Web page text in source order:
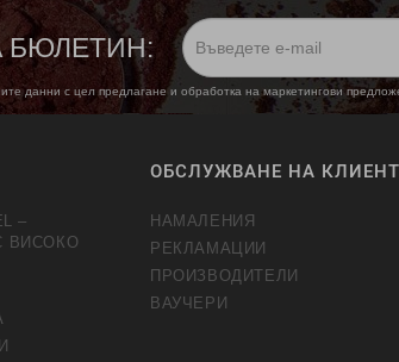
БЮЛЕТИН:
данни с цел предлагане и обработка на маркетингови
–
ВИСОКО
ОБСЛУЖВАНЕ НА
НАМАЛЕНИЯ
РЕКЛАМАЦИИ
ПРОИЗВОДИТЕЛИ
ВАУЧЕРИ